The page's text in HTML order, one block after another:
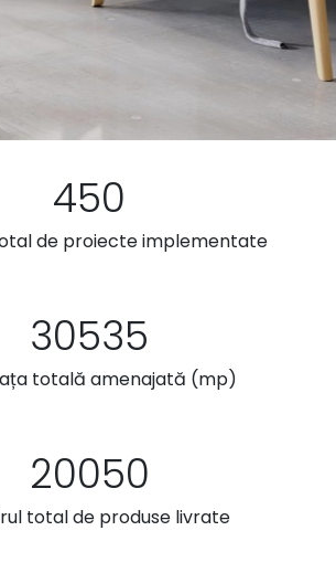
450
de proiecte implementate
30535
totală amenajată (mp)
20050
total de produse livrate